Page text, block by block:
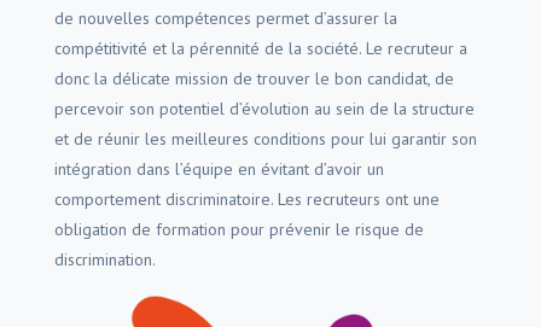
de nouvelles compétences permet d’assurer la
compétitivité et la pérennité de la société. Le recruteur a
donc la délicate mission de trouver le bon candidat, de
percevoir son potentiel d’évolution au sein de la structure
et de réunir les meilleures conditions pour lui garantir son
intégration dans l’équipe en évitant d’avoir un
comportement discriminatoire. Les recruteurs ont une
obligation de formation pour prévenir le risque de
discrimination.